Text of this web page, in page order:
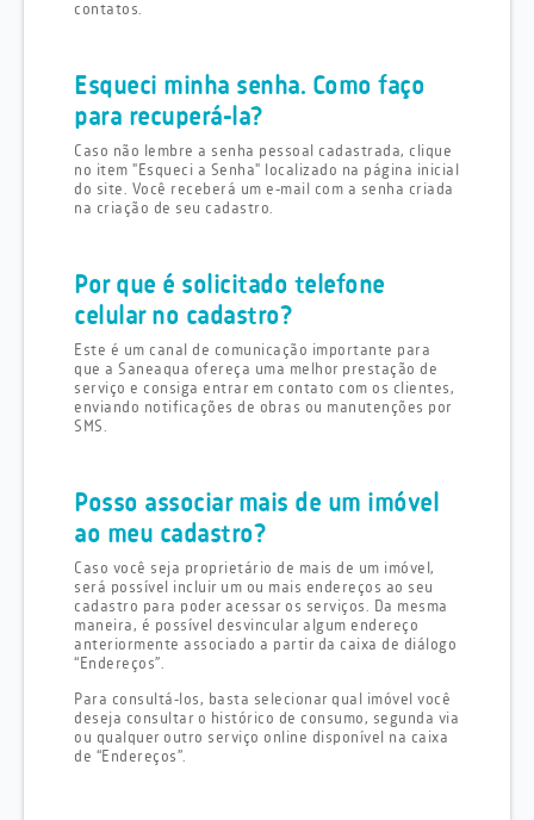
contatos.
Esqueci minha senha. Como faço
para recuperá-la?
Caso não lembre a senha pessoal cadastrada, clique
no item "Esqueci a Senha" localizado na página inicial
do site. Você receberá um e-mail com a senha criada
na criação de seu cadastro.
Por que é solicitado telefone
celular no cadastro?
Este é um canal de comunicação importante para
que a Saneaqua ofereça uma melhor prestação de
serviço e consiga entrar em contato com os clientes,
enviando notificações de obras ou manutenções por
SMS.
Posso associar mais de um imóvel
ao meu cadastro?
Caso você seja proprietário de mais de um imóvel,
será possível incluir um ou mais endereços ao seu
cadastro para poder acessar os serviços. Da mesma
maneira, é possível desvincular algum endereço
anteriormente associado a partir da caixa de diálogo
“Endereços”.
Para consultá-los, basta selecionar qual imóvel você
deseja consultar o histórico de consumo, segunda via
ou qualquer outro serviço online disponível na caixa
de “Endereços”.